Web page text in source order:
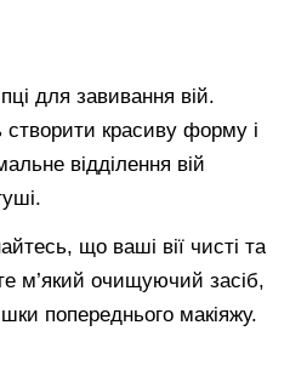
для завивання вій.
красиву форму і
відділення вій
що ваші вії чисті та
м’який очищуючий засіб,
попереднього макіяжу.